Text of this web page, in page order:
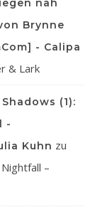
nah
Brynne
- Calipa
& Lark
(1):
-
Kuhn zu
–